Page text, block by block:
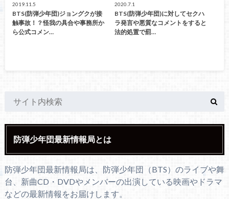
2019.11.5
BTS(防弾少年団)ジョングクが接
触事故！？怪我の具合や事務所か
ら公式コメン…
2020.7.1
BTS(防弾少年団)に対してセクハ
ラ発言や悪質なコメントをすると
法的処置で罰…
防弾少年団最新情報局とは
防弾少年団最新情報局は、防弾少年団（BTS）のライブや舞
台、新曲CD・DVDやメンバーの出演している映画やドラマ
などの最新情報をお届けします。